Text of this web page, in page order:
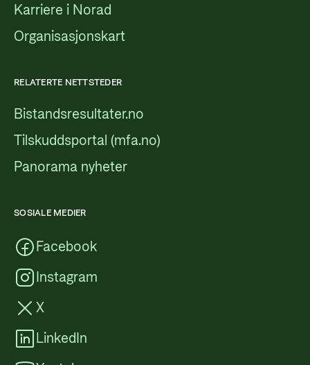
Karriere i Norad
Organisasjonskart
RELATERTE NETTSTEDER
Bistandsresultater.no
Tilskuddsportal (mfa.no)
Panorama nyheter
SOSIALE MEDIER
Facebook
Instagram
X
LinkedIn